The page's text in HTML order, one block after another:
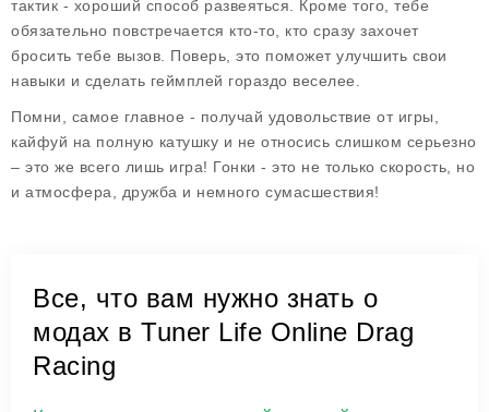
тактик - хороший способ развеяться. Кроме того, тебе
обязательно повстречается кто-то, кто сразу захочет
бросить тебе вызов. Поверь, это поможет улучшить свои
навыки и сделать геймплей гораздо веселее.
Помни, самое главное - получай удовольствие от игры,
кайфуй на полную катушку и не относись слишком серьезно
– это же всего лишь игра! Гонки - это не только скорость, но
и атмосфера, дружба и немного сумасшествия!
Все, что вам нужно знать о
модах в Tuner Life Online Drag
Racing